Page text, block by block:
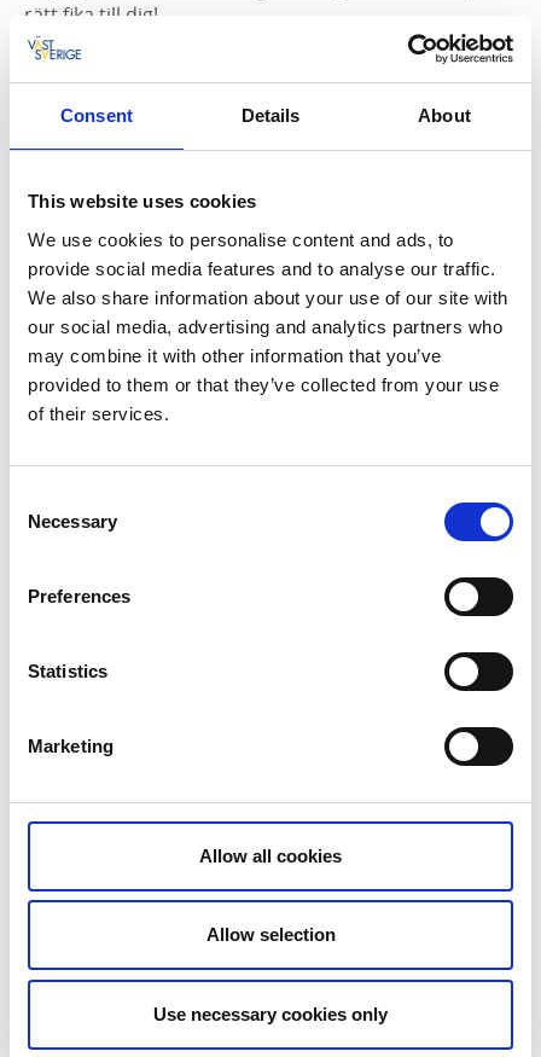
Consent Details About
This website uses cookies
We use cookies to personalise content and ads, to
provide social media features and to analyse our traffic.
We also share information about your use of our site with
our social media, advertising and analytics partners who
may combine it with other information that you’ve
provided to them or that they’ve collected from your use
of their services.
Selection
Necessary
Preferences
Statistics
Marketing
Allow all cookies
Allow selection
Use necessary cookies only
rätt fika till dig!
September 2026
31 1 2 3 4 5
7 8 9 10 11 12 13
17 18 19
21 22 23 24 25 26 27
Tibro bibliotek